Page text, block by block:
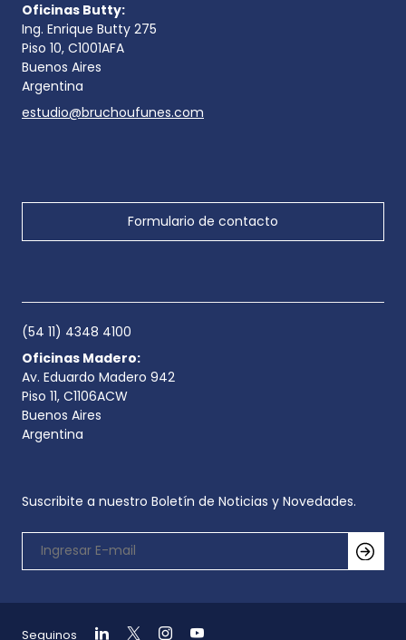
Oficinas Butty:
Ing. Enrique Butty 275
Piso 10, C1001AFA
Buenos Aires
Argentina
estudio@bruchoufunes.com
Formulario de contacto
(54 11) 4348 4100
Oficinas Madero:
Av. Eduardo Madero 942
Piso 11, C1106ACW
Buenos Aires
Argentina
Suscribite a nuestro Boletín de Noticias y Novedades.
Seguinos